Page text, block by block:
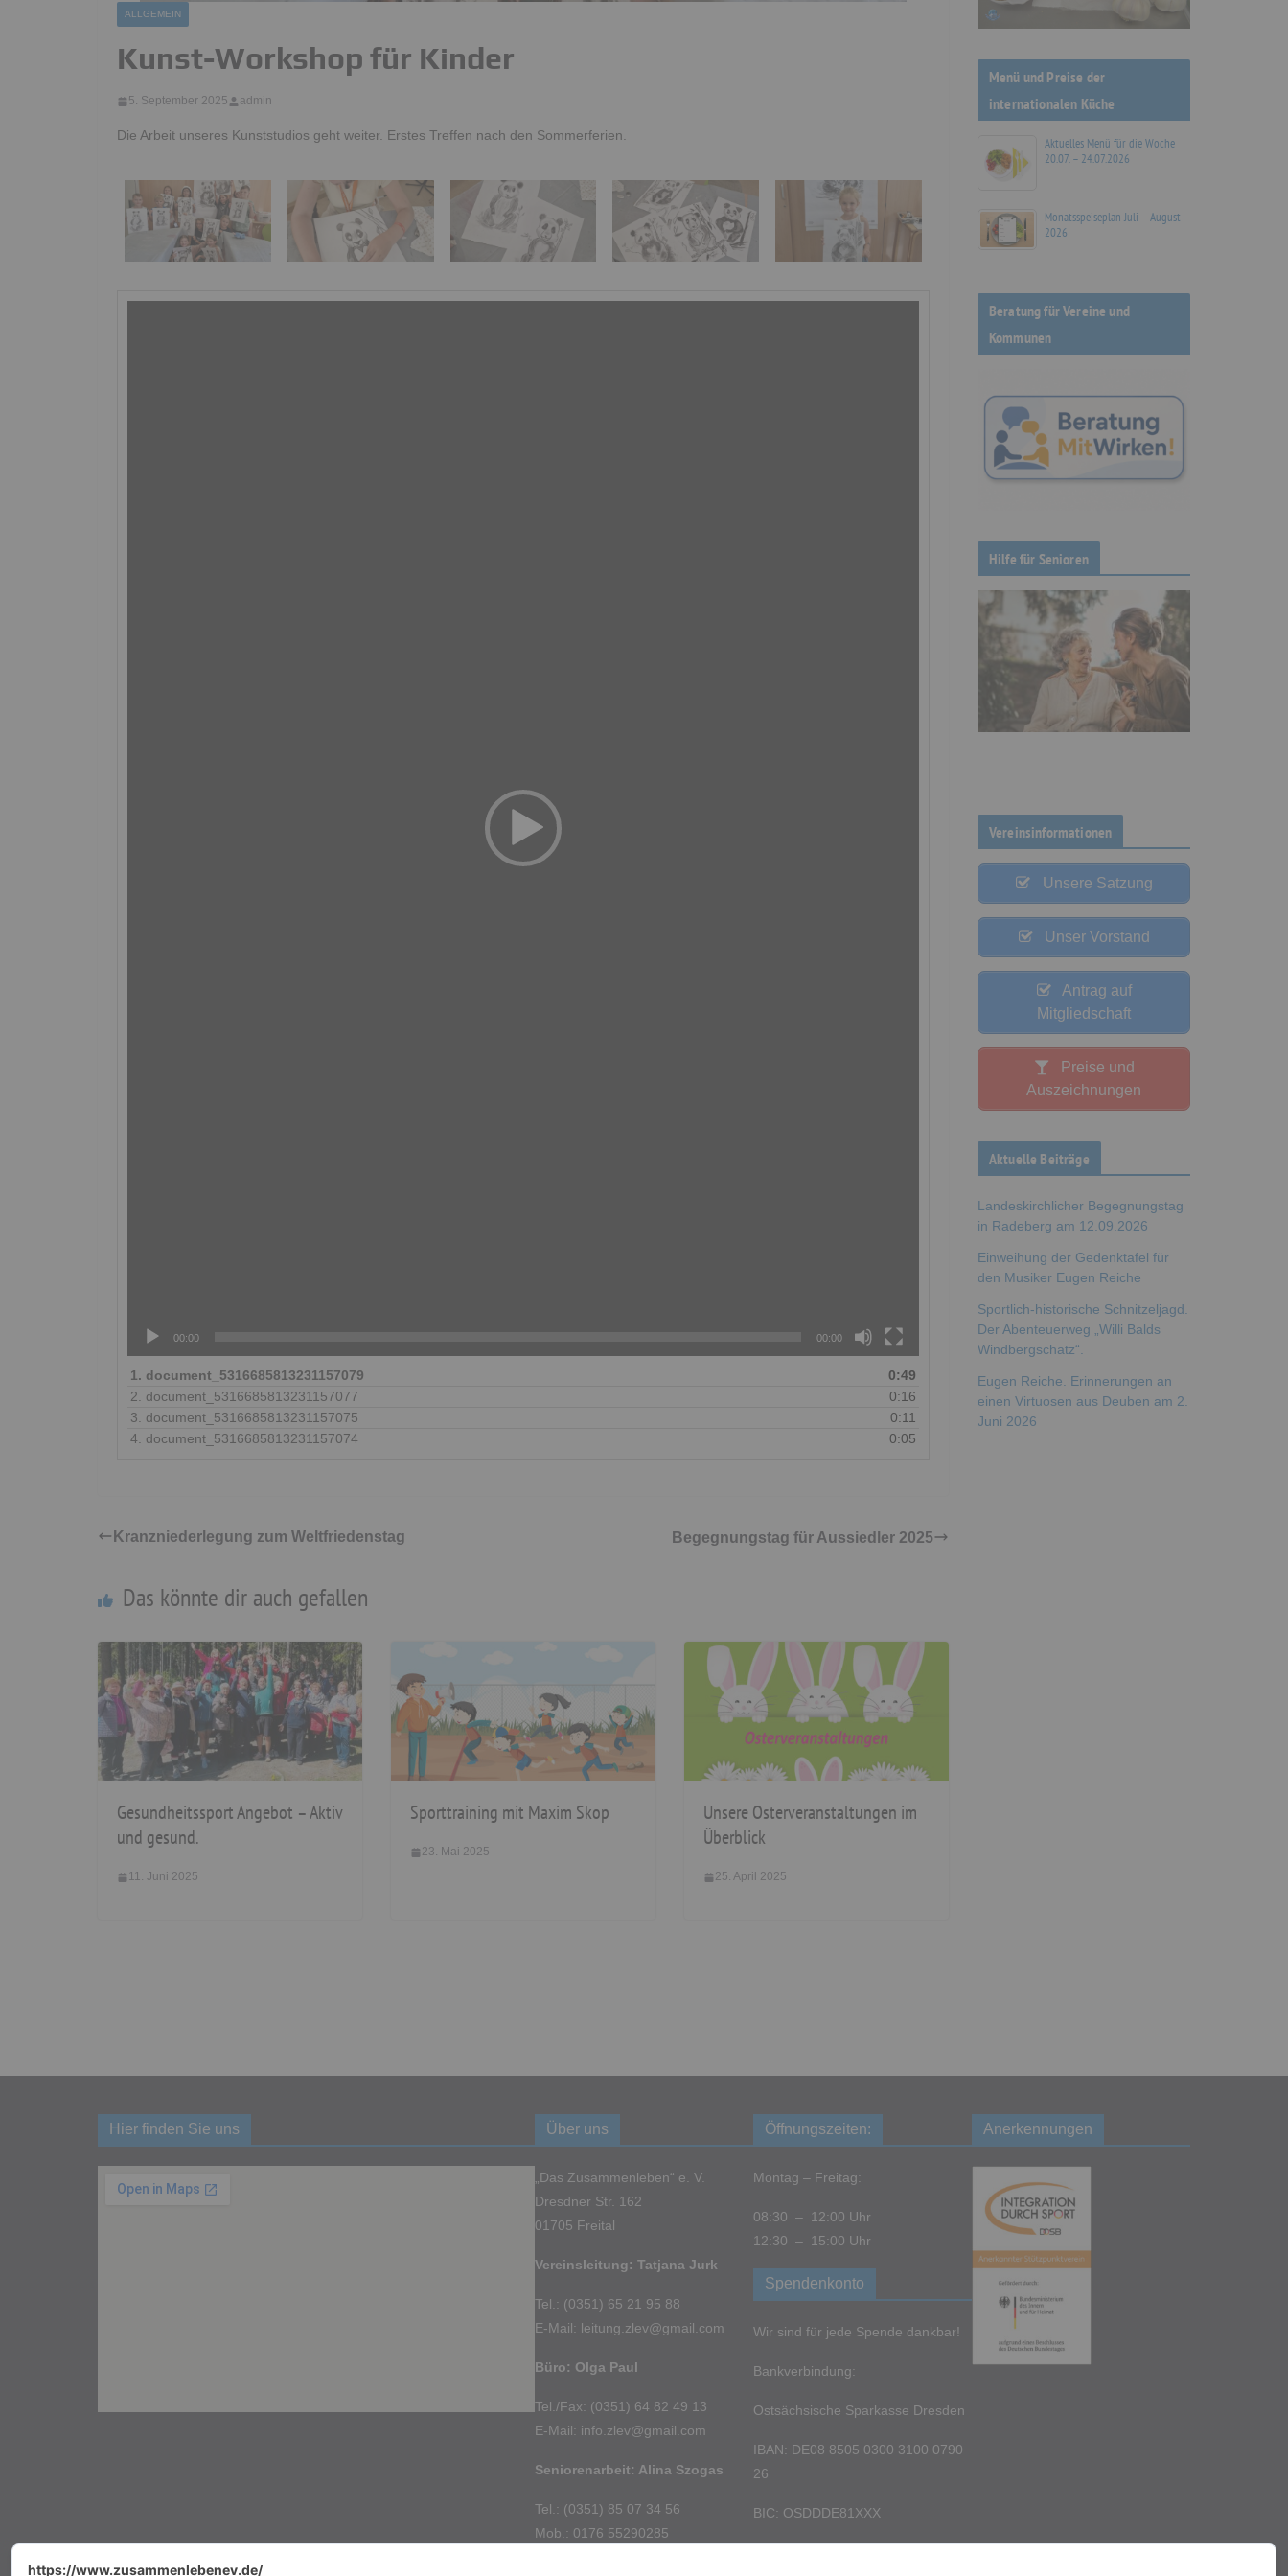
ALLGEMEIN
Kunst-Workshop für Kinder
5. September 2025 admin
Die Arbeit unseres Kunststudios geht weiter. Erstes Treffen nach den Sommerferien.
00:00 00:00
1. document_5316685813231157079
0:49
2. document_5316685813231157077
0:16
3. document_5316685813231157075
0:11
4. document_5316685813231157074 0:05
Kranzniederlegung zum Weltfriedenstag Begegnungstag für Aussiedler 2025
Das könnte dir auch gefallen
Gesundheitssport Angebot – Aktiv
und gesund.
11. Juni 2025
Sporttraining mit Maxim Skop
23. Mai 2025
Unsere Osterveranstaltungen im
Überblick
25. April 2025
Menü und Preise der
internationalen Küche
Aktuelles Menü für die Woche
20.07. – 24.07.2026
Monatsspeiseplan Juli – August
2026
Beratung für Vereine und
Kommunen
Hilfe für Senioren
Vereinsinformationen
Unsere Satzung
Unser Vorstand
Antrag auf
Mitgliedschaft
Preise und
Auszeichnungen
Aktuelle Beiträge
Landeskirchlicher Begegnungstag
in Radeberg am 12.09.2026
Einweihung der Gedenktafel für
den Musiker Eugen Reiche
Sportlich-historische Schnitzeljagd.
Der Abenteuerweg „Willi Balds
Windbergschatz“.
Eugen Reiche. Erinnerungen an
einen Virtuosen aus Deuben am 2.
Juni 2026
Hier finden Sie uns Über uns
„Das Zusammenleben“ e. V.
Dresdner Str. 162
01705 Freital
Vereinsleitung: Tatjana Jurk
Tel.: (0351) 65 21 95 88
E-Mail: leitung.zlev@gmail.com
Büro: Olga Paul
Tel./Fax: (0351) 64 82 49 13
E-Mail: info.zlev@gmail.com
Seniorenarbeit: Alina Szogas
Tel.: (0351) 85 07 34 56
Mob.: 0176 55290285
Öffnungszeiten:
Montag – Freitag:
08:30 – 12:00 Uhr
12:30 – 15:00 Uhr
Spendenkonto
Wir sind für jede Spende dankbar!
Bankverbindung:
Ostsächsische Sparkasse Dresden
IBAN: DE08 8505 0300 3100 0790
26
BIC: OSDDDE81XXX
Anerkennungen